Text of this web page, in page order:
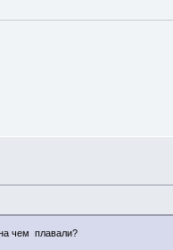
чем плавали?